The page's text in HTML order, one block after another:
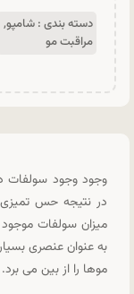
دسته بندی : شامپو,
مراقبت مو
وجود وجود
در نتیجه حس
میزان سولفات
به عنوان عنصری
موها را از بین می برد.